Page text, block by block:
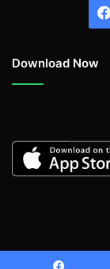
Download Now